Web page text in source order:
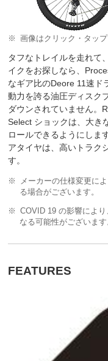
画像はクリック・タップ
タフなトレイルを走れて
イクをお探しなら、
なギア比のDeore 11速ド
動力を誇る油圧ディスク
ダウンされていません。
Select ショックは、大き
ロールできるようにしま
アタイヤは、高いトラク
す。
メーカーの仕様変更に
る場合がございます。
COVID 19 の影響によ
なる可能性がございま
FEATURES